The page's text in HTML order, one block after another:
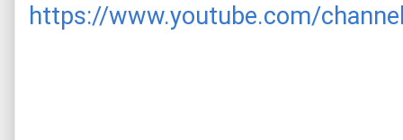
https://www.youtube.com/